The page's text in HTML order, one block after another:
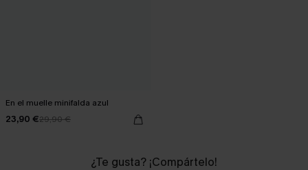
En el muelle minifalda azul
23,90 €29,90 €
¿Te gusta? ¡Compártelo!